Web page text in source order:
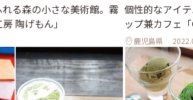
る森の小さな美術館。霧
陶げもん」
個性的なアイ
ップ兼カフェ「
鹿児島県